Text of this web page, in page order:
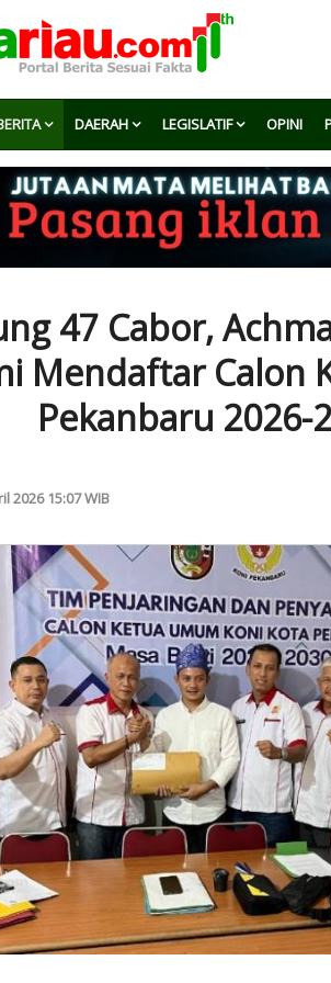
DAERAH LEGISLATIF OPINI
47 Cabor,
Mendaftar Calon
Pekanbaru 2026-
2026 15:07 WIB